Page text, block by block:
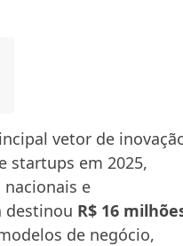
vetor de
startups em 2025,
e
destinou R$ 16
de negócio,